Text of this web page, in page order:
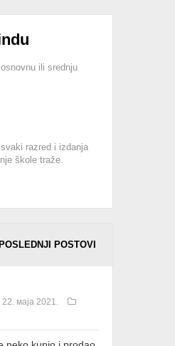
ili srednju
razred i izdanja
škole traže.
POSLEDNJI POSTOVI
22. маја 2021.